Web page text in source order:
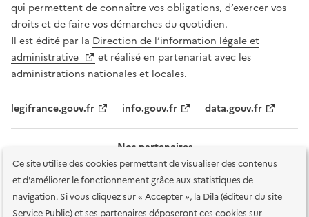
Ce site utilise des cookies permettant de visualiser des contenus
et d'améliorer le fonctionnement grâce aux statistiques de
navigation. Si vous cliquez sur « Accepter », la Dila (éditeur du site
Service Public) et ses partenaires déposeront ces cookies sur
qui permettent de connaître vos obligations, d’exercer vos
droits et de faire vos démarches du quotidien.
Il est édité par la Direction de l’information légale et
administrative
et réalisé en partenariat avec les
administrations nationales et locales.
legifrance.gouv.fr info.gouv.fr data.gouv.fr
Nos partenaires